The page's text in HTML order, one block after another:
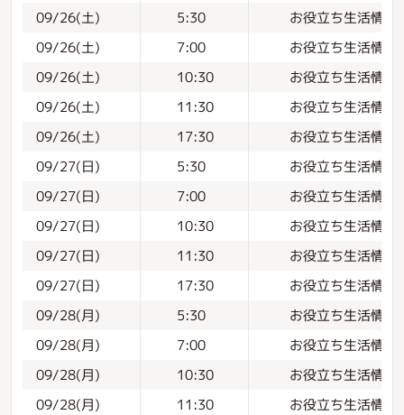
09/26(土) 5:30 お役立ち生活情報
09/26(土) 7:00 お役立ち生活情報
09/26(土) 10:30 お役立ち生活情報
09/26(土) 11:30 お役立ち生活情報
09/26(土) 17:30 お役立ち生活情報
09/27(日) 5:30 お役立ち生活情報
09/27(日) 7:00 お役立ち生活情報
09/27(日) 10:30 お役立ち生活情報
09/27(日) 11:30 お役立ち生活情報
09/27(日) 17:30 お役立ち生活情報
09/28(月) 5:30 お役立ち生活情報
09/28(月) 7:00 お役立ち生活情報
09/28(月) 10:30 お役立ち生活情報
09/28(月) 11:30 お役立ち生活情報